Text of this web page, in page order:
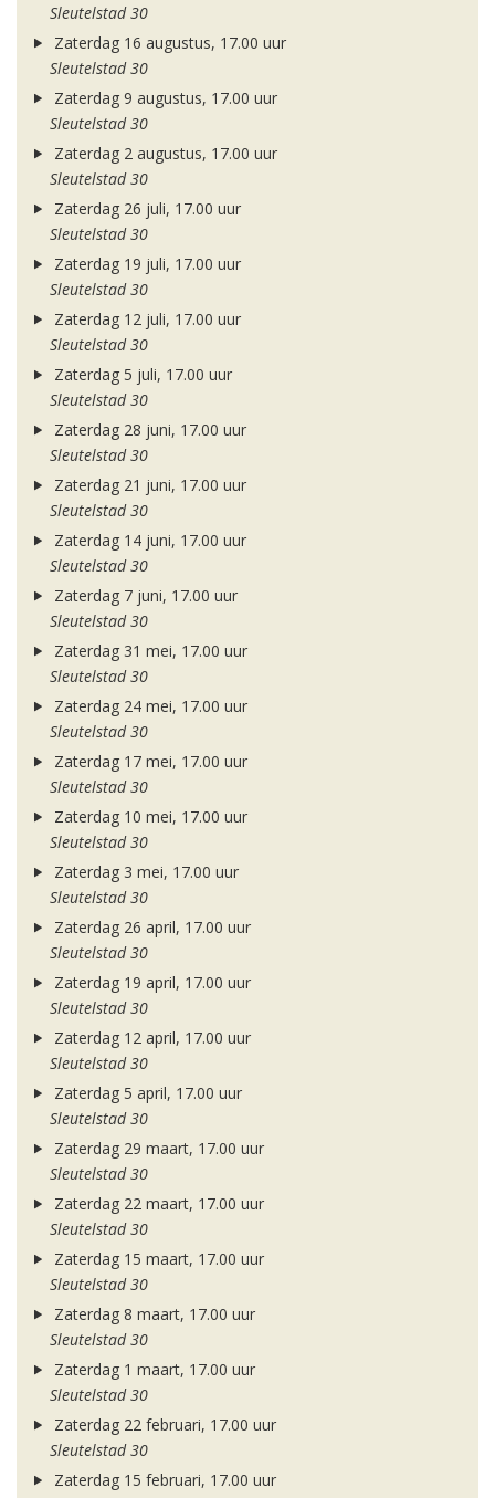
Sleutelstad 30
Zaterdag 16 augustus, 17.00 uur
Sleutelstad 30
Zaterdag 9 augustus, 17.00 uur
Sleutelstad 30
Zaterdag 2 augustus, 17.00 uur
Sleutelstad 30
Zaterdag 26 juli, 17.00 uur
Sleutelstad 30
Zaterdag 19 juli, 17.00 uur
Sleutelstad 30
Zaterdag 12 juli, 17.00 uur
Sleutelstad 30
Zaterdag 5 juli, 17.00 uur
Sleutelstad 30
Zaterdag 28 juni, 17.00 uur
Sleutelstad 30
Zaterdag 21 juni, 17.00 uur
Sleutelstad 30
Zaterdag 14 juni, 17.00 uur
Sleutelstad 30
Zaterdag 7 juni, 17.00 uur
Sleutelstad 30
Zaterdag 31 mei, 17.00 uur
Sleutelstad 30
Zaterdag 24 mei, 17.00 uur
Sleutelstad 30
Zaterdag 17 mei, 17.00 uur
Sleutelstad 30
Zaterdag 10 mei, 17.00 uur
Sleutelstad 30
Zaterdag 3 mei, 17.00 uur
Sleutelstad 30
Zaterdag 26 april, 17.00 uur
Sleutelstad 30
Zaterdag 19 april, 17.00 uur
Sleutelstad 30
Zaterdag 12 april, 17.00 uur
Sleutelstad 30
Zaterdag 5 april, 17.00 uur
Sleutelstad 30
Zaterdag 29 maart, 17.00 uur
Sleutelstad 30
Zaterdag 22 maart, 17.00 uur
Sleutelstad 30
Zaterdag 15 maart, 17.00 uur
Sleutelstad 30
Zaterdag 8 maart, 17.00 uur
Sleutelstad 30
Zaterdag 1 maart, 17.00 uur
Sleutelstad 30
Zaterdag 22 februari, 17.00 uur
Sleutelstad 30
Zaterdag 15 februari, 17.00 uur